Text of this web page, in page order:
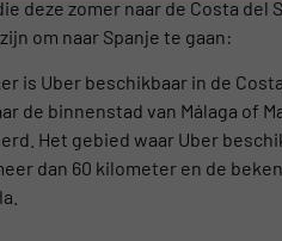
deze zomer naar de Costa
om naar Spanje te gaan:
is Uber beschikbaar in de
de binnenstad van Málaga of
Het gebied waar Uber
dan 60 kilometer en de